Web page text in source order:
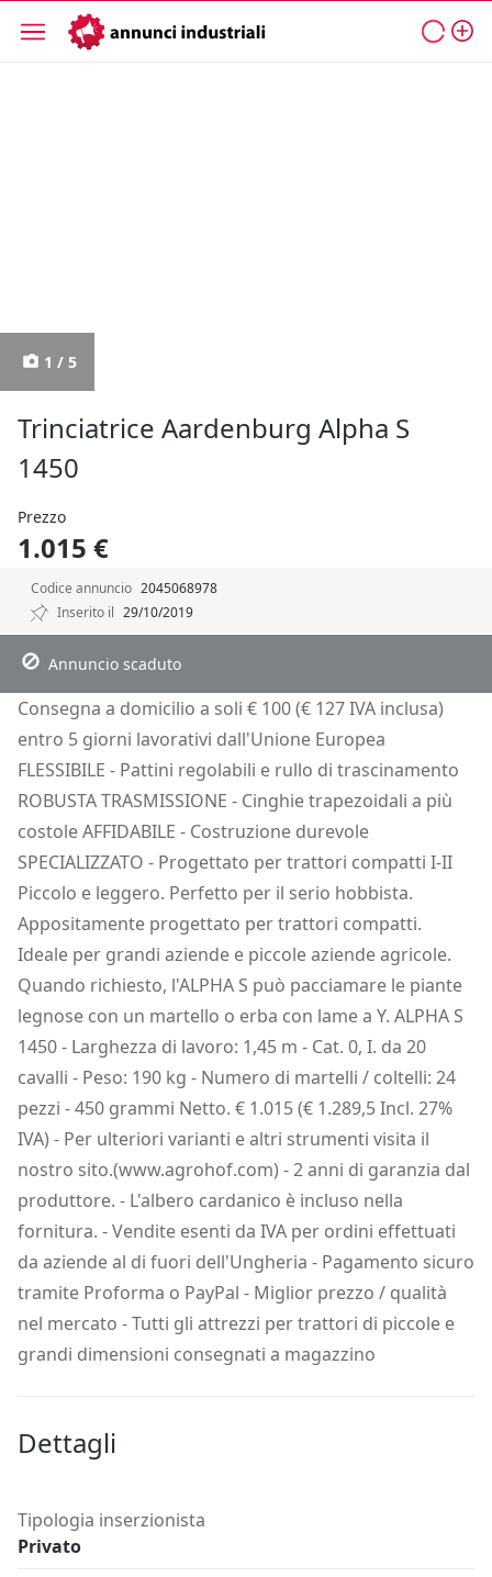
1 / 5
Trinciatrice Aardenburg Alpha S
1450
Prezzo
1.015 €
Codice annuncio 2045068978
Inserito il 29/10/2019
Descrizione
Dettagli Richiedi Info
Annuncio scaduto
Consegna a domicilio a soli € 100 (€ 127 IVA inclusa)
entro 5 giorni lavorativi dall'Unione Europea
FLESSIBILE - Pattini regolabili e rullo di trascinamento
ROBUSTA TRASMISSIONE - Cinghie trapezoidali a più
costole AFFIDABILE - Costruzione durevole
SPECIALIZZATO - Progettato per trattori compatti I-II
Piccolo e leggero. Perfetto per il serio hobbista.
Appositamente progettato per trattori compatti.
Ideale per grandi aziende e piccole aziende agricole.
Quando richiesto, l'ALPHA S può pacciamare le piante
legnose con un martello o erba con lame a Y. ALPHA S
1450 - Larghezza di lavoro: 1,45 m - Cat. 0, I. da 20
cavalli - Peso: 190 kg - Numero di martelli / coltelli: 24
pezzi - 450 grammi Netto. € 1.015 (€ 1.289,5 Incl. 27%
IVA) - Per ulteriori varianti e altri strumenti visita il
nostro sito.(www.agrohof.com) - 2 anni di garanzia dal
produttore. - L'albero cardanico è incluso nella
fornitura. - Vendite esenti da IVA per ordini effettuati
da aziende al di fuori dell'Ungheria - Pagamento sicuro
tramite Proforma o PayPal - Miglior prezzo / qualità
nel mercato - Tutti gli attrezzi per trattori di piccole e
grandi dimensioni consegnati a magazzino
Dettagli
Tipologia inserzionista
Privato